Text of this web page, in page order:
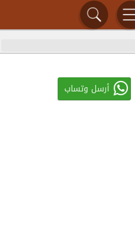
أرسل وتساب